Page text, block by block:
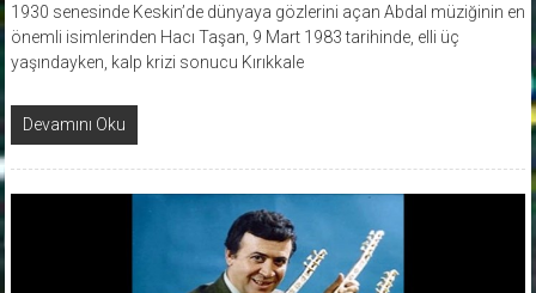
1930 senesinde Keskin’de dünyaya gözlerini açan Abdal müziğinin en
önemli isimlerinden Hacı Taşan, 9 Mart 1983 tarihinde, elli üç
yaşındayken, kalp krizi sonucu Kırıkkale
Devamını Oku